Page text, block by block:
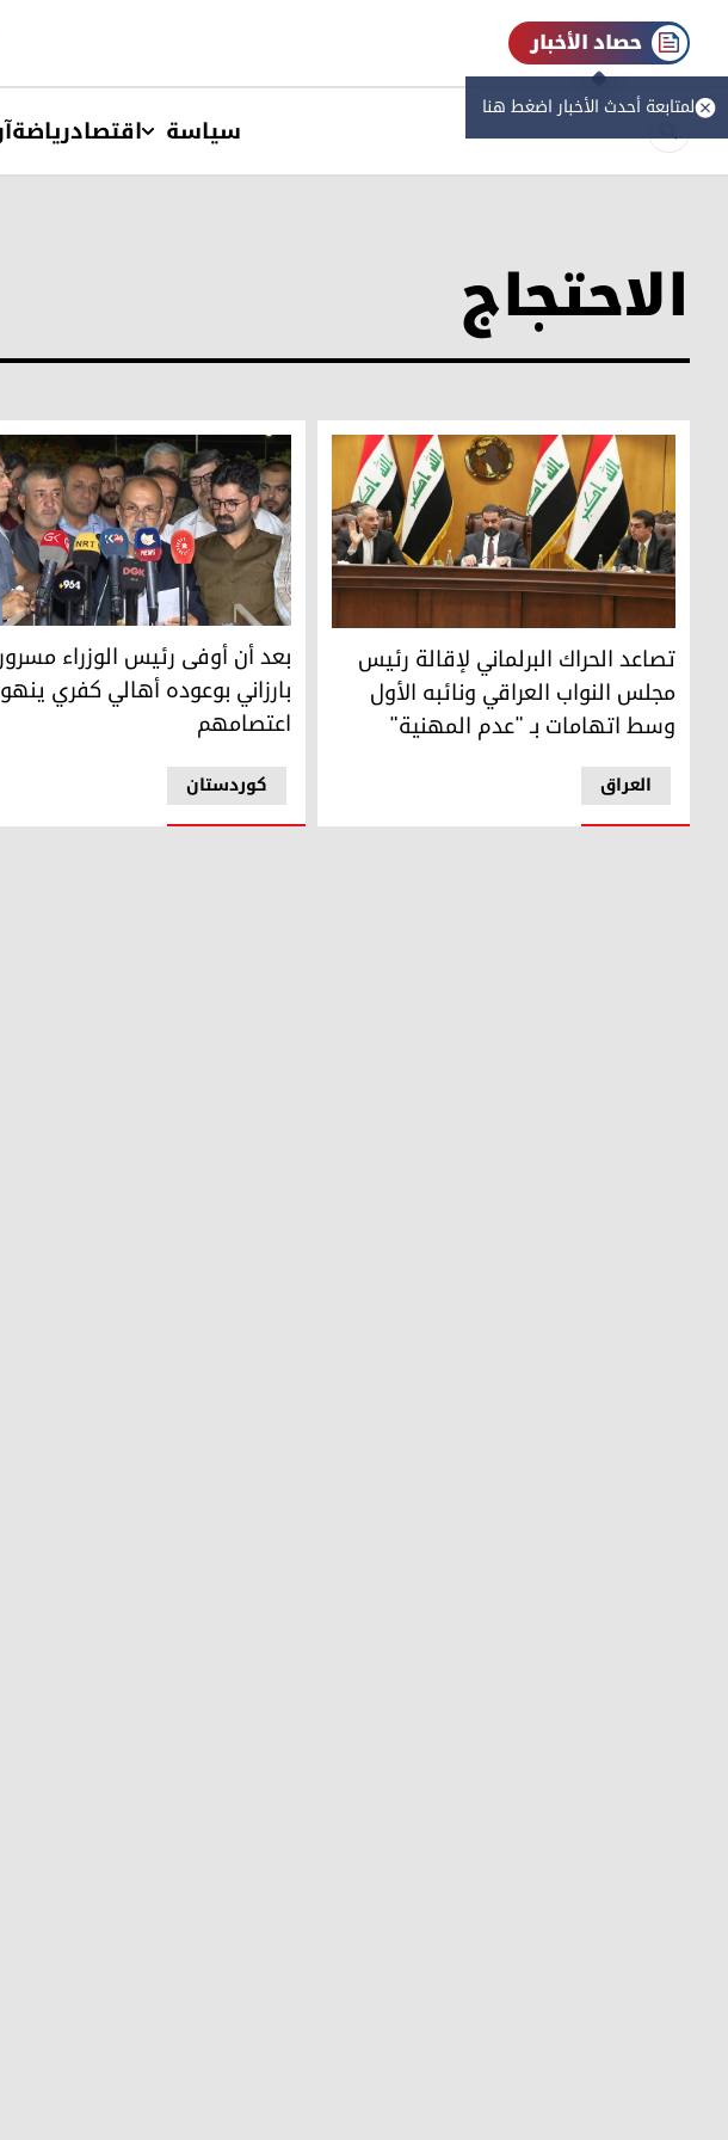
حصاد الأخبار
لمتابعة أحدث الأخبار اضغط هنا
سیاسة اقتصادریاضة
الاحتجاج
تصاعد الحراك البرلماني لإقالة رئيس مجلس النواب العراقي ونائبه الأول وسط
العراق
تصاعد الحراك البرلماني لإقالة رئيس
مجلس النواب العراقي ونائبه الأول
وسط اتهامات بـ "عدم المهنية"
بعد أن أوفى رئيس الوزراء مسرور
کوردستان
بعد أن أوفى رئيس الوزراء
بارزاني بوعوده أهالي كفري
اعتصامهم